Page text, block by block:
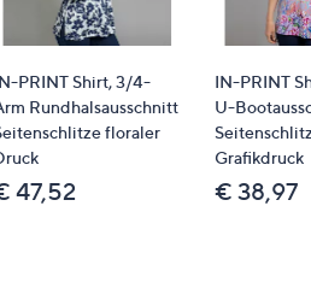
% Elasthan
PRINT Shirt, 3/4-
Rundhalsausschnitt
floraler
47,52
IN-PRINT
U-
Grafikdruck
€ 38,97